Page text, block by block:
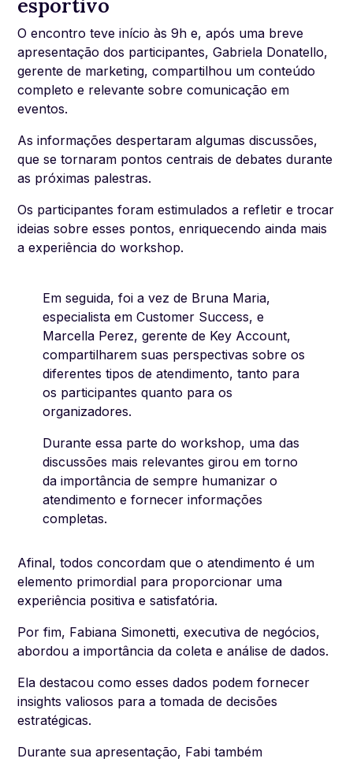
esportivo
O encontro teve início às 9h e, após uma breve
apresentação dos participantes, Gabriela Donatello,
gerente de marketing, compartilhou um conteúdo
completo e relevante sobre comunicação em
eventos.
As informações despertaram algumas discussões,
que se tornaram pontos centrais de debates durante
as próximas palestras.
Os participantes foram estimulados a refletir e trocar
ideias sobre esses pontos, enriquecendo ainda mais
a experiência do workshop.
Em seguida, foi a vez de Bruna Maria,
especialista em Customer Success, e
Marcella Perez, gerente de Key Account,
compartilharem suas perspectivas sobre os
diferentes tipos de atendimento, tanto para
os participantes quanto para os
organizadores.
Durante essa parte do workshop, uma das
discussões mais relevantes girou em torno
da importância de sempre humanizar o
atendimento e fornecer informações
completas.
Afinal, todos concordam que o atendimento é um
elemento primordial para proporcionar uma
experiência positiva e satisfatória.
Por fim, Fabiana Simonetti, executiva de negócios,
abordou a importância da coleta e análise de dados.
Ela destacou como esses dados podem fornecer
insights valiosos para a tomada de decisões
estratégicas.
Durante sua apresentação, Fabi também